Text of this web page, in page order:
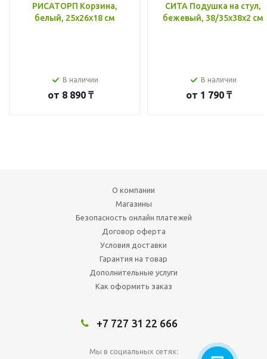
РИСАТОРП Корзина,
белый, 25x26x18 см
В наличии
от 8 890 ₸
СИТА Подушка на стул,
бежевый, 38/35x38x2 см
В наличии
от 1 790 ₸
О компании
Магазины
Безопасность онлайн платежей
Договор оферта
Условия доставки
Гарантия на товар
Дополнительные услуги
Как оформить заказ
+7 727 31 22 666
Мы в социальных сетях: